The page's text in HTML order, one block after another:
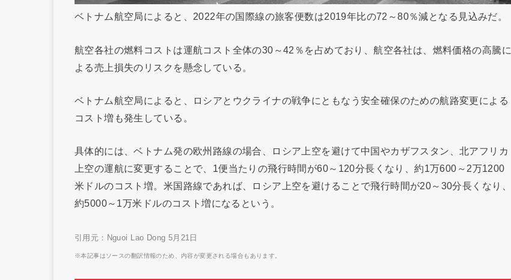
ベトナム航空局によると、2022年の国際線の旅客便数は2019年比の72～80％減となる見込みだ。
航空各社の燃料コストは運航コスト全体の30～42％を占めており、航空各社は、燃料価格の高騰に
よる売上損失のリスクを懸念している。
ベトナム航空局によると、ロシアとウクライナの戦争にともなう安全確保のための航路変更による
コスト増も発生している。
具体的には、ベトナム発の欧州路線の場合、ロシア上空を避けて中国やカザフスタン、北アフリカ
上空の運航に変更することで、1便当たりの飛行時間が60～120分長くなり、約1万600～2万1200
米ドルのコスト増。米国路線であれば、ロシア上空を避けることで飛行時間が20～30分長くなり、
約5000～1万米ドルのコスト増になるという。
引用元：Nguoi Lao Dong 5月21日
※本記事はソースの翻訳情報のため、内容が変更される場合もあります。